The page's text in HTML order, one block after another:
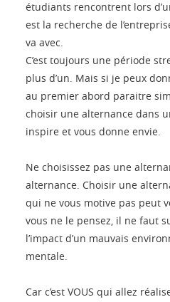
étudiants rencontrent lors
est la recherche de
va avec.
C’est toujours une période
plus d’un. Mais si je peux
au premier abord paraitre
choisir une alternance dans
inspire et vous donne envie.
Ne choisissez pas une
alternance. Choisir une
qui ne vous motive pas peut
vous ne le pensez, il ne faut
l’impact d’un mauvais
mentale.
Car c’est VOUS qui allez